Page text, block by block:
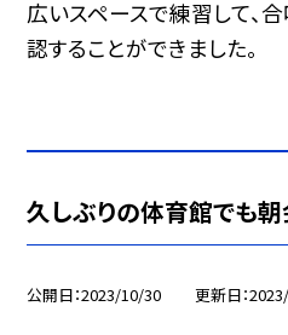
広いスペースで練習して、
認することができました。
久しぶりの体育館でも
公開日 2023/10/30 更新日